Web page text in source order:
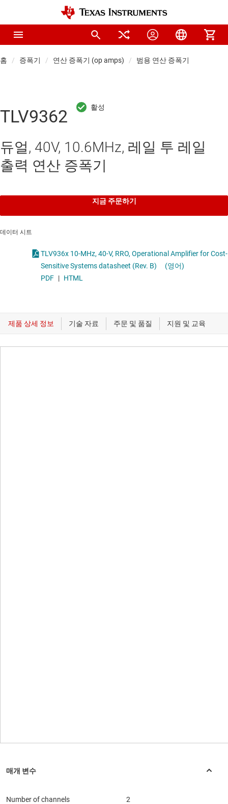
홈 증폭기 연산 증폭기 (op amps) 범용 연산 증폭기
TLV9362
듀얼, 40V, 10.6MHz, 레일 투 레일
출력 연산 증폭기
지금 주문하기
데이터 시트
TLV936x 10-MHz, 40-V, RRO, Operational Amplifier for Cost-
Sensitive Systems datasheet (Rev. B)
(영어)
PDF | HTML
Number of channels 2